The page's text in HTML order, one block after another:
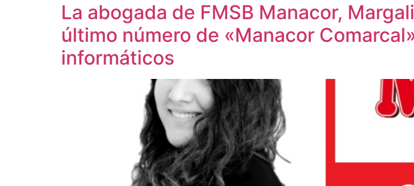
La abogada de FMSB Manacor,
último número de «Manacor
informáticos